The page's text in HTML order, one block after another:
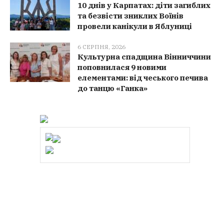
10 днів у Карпатах: діти загиблих
та безвісти зниклих Воїнів
провели канікули в Яблуниці
6 СЕРПНЯ, 2026
Культурна спадщина Вінниччини
поповнилася 9 новими
елементами: від чеського печива
до танцю «Ганка»